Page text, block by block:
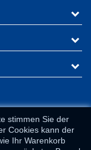
stimmen Sie der
Cookies kann der
Ihr Warenkorb